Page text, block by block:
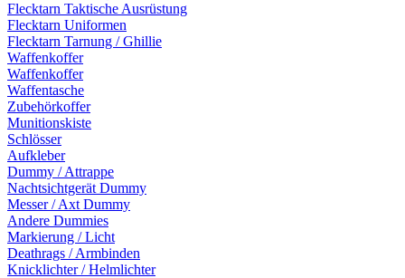
Flecktarn Taktische Ausrüstung
Flecktarn Uniformen
Flecktarn Tarnung / Ghillie
Waffenkoffer
Waffenkoffer
Waffentasche
Zubehörkoffer
Munitionskiste
Schlösser
Aufkleber
Dummy / Attrappe
Nachtsichtgerät Dummy
Messer / Axt Dummy
Andere Dummies
Markierung / Licht
Deathrags / Armbinden
Knicklichter / Helmlichter